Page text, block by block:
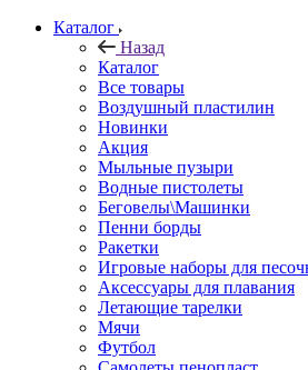
Каталог
Назад
Каталог
Все товары
Воздушный пластилин
Новинки
Акция
Мыльные пузыри
Водные пистолеты
Беговелы\Машинки
Пенни борды
Ракетки
Игровые наборы для
Аксессуары для плавания
Летающие тарелки
Мячи
Футбол